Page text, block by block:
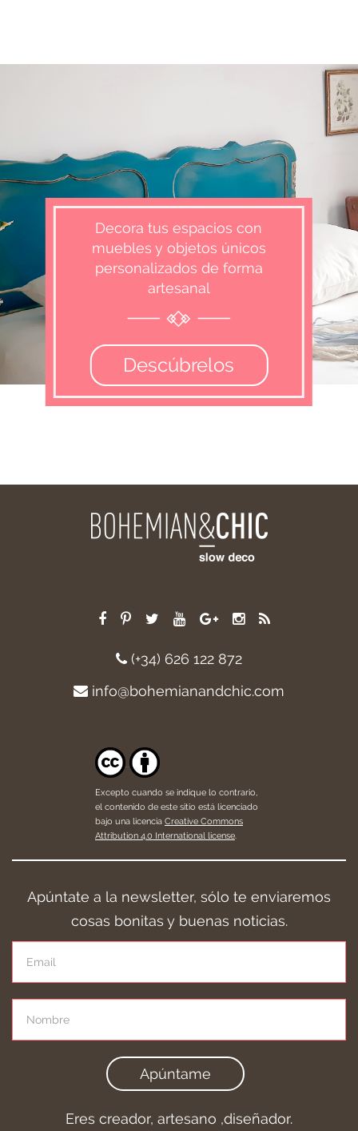
Decora tus espacios con
muebles y objetos únicos
personalizados de forma
artesanal
Descúbrelos
(+34) 626 122 872
info@bohemianandchic.com
Excepto cuando se indique lo contrario,
el contenido de este sitio está licenciado
bajo una licencia Creative Commons
Attribution 4.0 International license.
Apúntate a la newsletter, sólo te enviaremos
cosas bonitas y buenas noticias.
Apúntame
Eres creador, artesano ,diseñador.